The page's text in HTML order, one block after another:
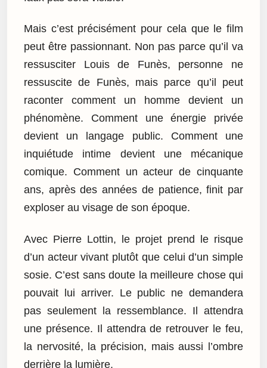
Mais c’est précisément pour cela que le film
peut être passionnant. Non pas parce qu’il va
ressusciter Louis de Funès, personne ne
ressuscite de Funès, mais parce qu’il peut
raconter comment un homme devient un
phénomène. Comment une énergie privée
devient un langage public. Comment une
inquiétude intime devient une mécanique
comique. Comment un acteur de cinquante
ans, après des années de patience, finit par
exploser au visage de son époque.
Avec Pierre Lottin, le projet prend le risque
d’un acteur vivant plutôt que celui d’un simple
sosie. C’est sans doute la meilleure chose qui
pouvait lui arriver. Le public ne demandera
pas seulement la ressemblance. Il attendra
une présence. Il attendra de retrouver le feu,
la nervosité, la précision, mais aussi l’ombre
derrière la lumière.